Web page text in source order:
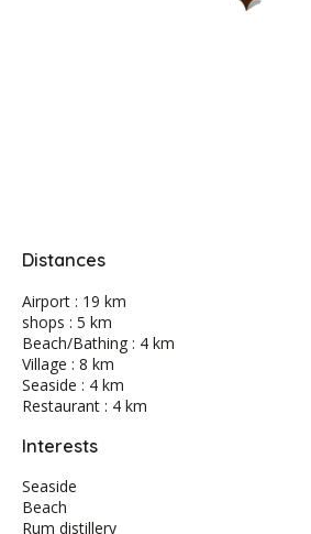
Distances
Airport : 19 km
shops : 5 km
Beach/Bathing : 4 km
Village : 8 km
Seaside : 4 km
Restaurant : 4 km
Interests
Seaside
Beach
Rum distillery